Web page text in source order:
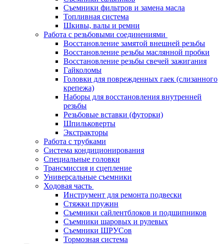
Съемники фильтров и замена масла
Топливная система
Шкивы, валы и ремни
Работа с резьбовыми соединениями
Восстановление замятой внешней резьбы
Восстановление резьбы маслянной пробки
Восстановление резьбы свечей зажигания
Гайколомы
Головки для поврежденных гаек (слизанного
крепежа)
Наборы для восстановления внутренней
резьбы
Резьбовые вставки (футорки)
Шпильковерты
Экстракторы
Работа с трубками
Система кондиционирования
Специальные головки
Трансмиссия и сцепление
Универсальные съемники
Ходовая часть
Инструмент для ремонта подвески
Стяжки пружин
Съемники сайлентблоков и подшипников
Съемники шаровых и рулевых
Съемники ШРУСов
Тормозная система